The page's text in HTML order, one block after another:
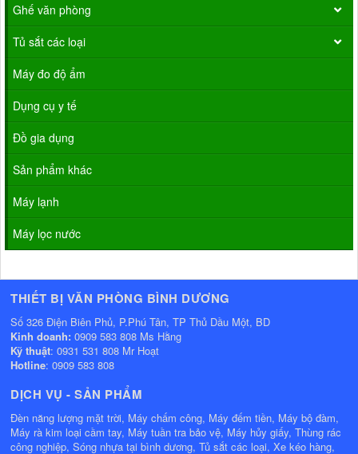
Ghế văn phòng
Tủ sắt các loại
Máy đo độ ẩm
Dụng cụ y tế
Đồ gia dụng
Sản phẩm khác
Máy lạnh
Máy lọc nước
THIẾT BỊ VĂN PHÒNG BÌNH DƯƠNG
Số 326 Điện Biên Phủ, P.Phú Tân, TP Thủ Dầu Một, BD
Kinh doanh: 0909 583 808 Ms Hằng
Kỹ thuật: 0931 531 808 Mr Hoạt
Hotline: 0909 583 808
DỊCH VỤ - SẢN PHẨM
Đèn năng lượng mặt trời, Máy chấm công, Máy đếm tiền, Máy bộ đàm,
Máy rà kim loại cầm tay, Máy tuần tra bảo vệ, Máy hủy giấy, Thùng rác
công nghiệp, Sóng nhựa tại bình dương, Tủ sắt các loại, Xe kéo hàng,